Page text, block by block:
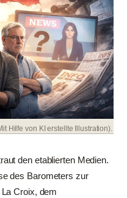
Hilfe von KI erstellte Illustration).
den etablierten Medien.
des Barometers zur
Croix, dem